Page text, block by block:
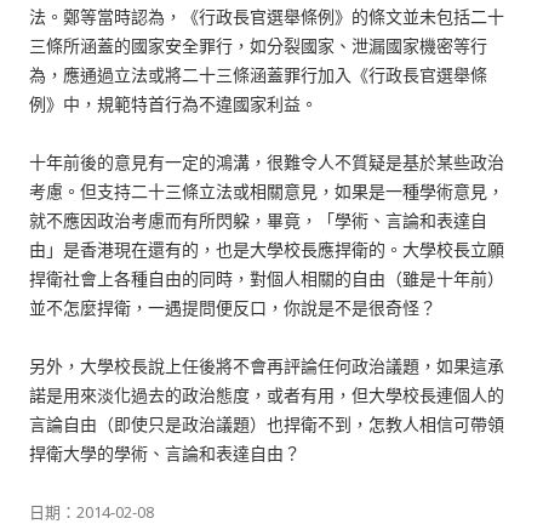
法。鄭等當時認為，《行政長官選舉條例》的條文並未包括二十
三條所涵蓋的國家安全罪行，如分裂國家、泄漏國家機密等行
為，應通過立法或將二十三條涵蓋罪行加入《行政長官選舉條
例》中，規範特首行為不違國家利益。
十年前後的意見有一定的鴻溝，很難令人不質疑是基於某些政治
考慮。但支持二十三條立法或相關意見，如果是一種學術意見，
就不應因政治考慮而有所閃躱，畢竟，「學術、言論和表達自
由」是香港現在還有的，也是大學校長應捍衛的。大學校長立願
捍衛社會上各種自由的同時，對個人相關的自由（雖是十年前）
並不怎麼捍衛，一遇提問便反口，你說是不是很奇怪？
另外，大學校長說上任後將不會再評論任何政治議題，如果這承
諾是用來淡化過去的政治態度，或者有用，但大學校長連個人的
言論自由（即使只是政治議題）也捍衛不到，怎教人相信可帶領
捍衛大學的學術、言論和表達自由？
日期： 2014-02-08